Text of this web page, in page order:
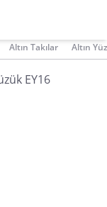
Altın Takılar Altın